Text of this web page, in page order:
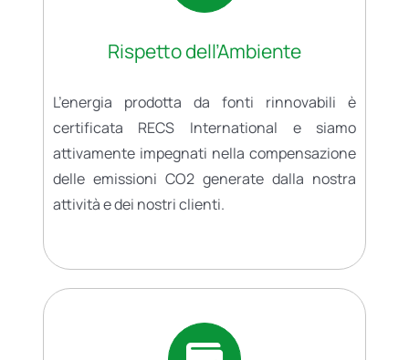
Rispetto dell’Ambiente
L’energia prodotta da fonti rinnovabili è
certificata RECS International e siamo
attivamente impegnati nella compensazione
delle emissioni CO2 generate dalla nostra
attività e dei nostri clienti.